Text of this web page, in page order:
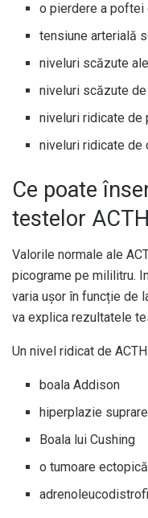
o pierdere a poftei
tensiune arterială
niveluri scăzute
niveluri scăzute
niveluri ridicate de
niveluri ridicate de
Ce poate
testelor ACTH
Valorile normale ale
picograme pe mililitru.
varia ușor în funcție de
va explica rezultatele
Un nivel ridicat de
boala Addison
hiperplazie
Boala lui Cushing
o tumoare